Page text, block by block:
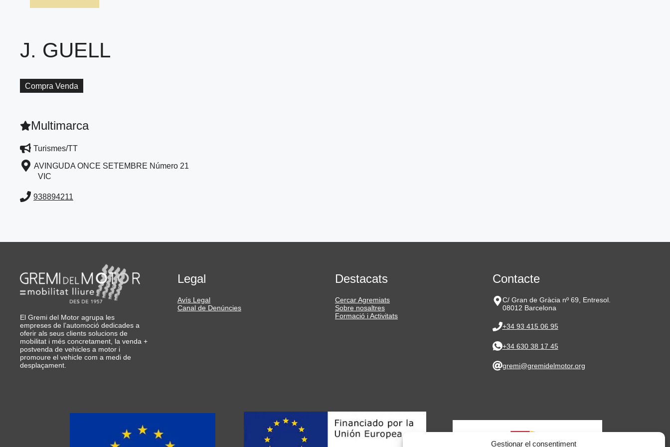
Gestionar el consentiment
J. GUELL
Compra Venda
Multimarca
Turismes/TT
AVINGUDA ONCE SETEMBRE Número 21
VIC
938894211
El Gremi del Motor agrupa les
empreses de l’automoció dedicades a
oferir als seus clients solucions de
mobilitat i més concretament, la venda +
postvenda de vehicles a motor i
promoure el vehicle com a medi de
desplaçament.
Legal
Avís Legal
Canal de Denúncies
Destacats
Cercar Agremiats
Sobre nosaltres
Formació i Activitats
Contacte
C/ Gran de Gràcia nº 69, Entresol.
08012 Barcelona
+34 93 415 06 95
+34 630 38 17 45
gremi@gremidelmotor.org